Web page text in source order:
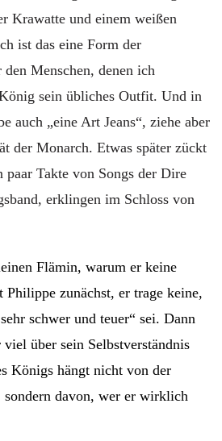
Krawatte und einem weißen
ist das eine Form der
Menschen, denen ich
sein übliches Outfit. Und in
auch „eine Art Jeans“, ziehe aber
der Monarch. Etwas später zückt
paar Takte von Songs der Dire
erklingen im Schloss von
Flämin, warum er keine
Philippe zunächst, er trage keine,
schwer und teuer“ sei. Dann
viel über sein Selbstverständnis
Königs hängt nicht von der
davon, wer er wirklich